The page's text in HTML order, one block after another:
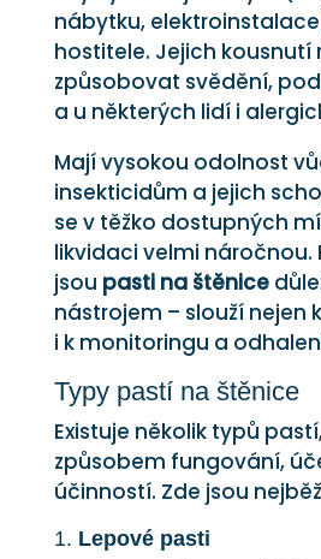
nábytku,
hostitele. Jejich kousnutí
způsobovat svědění,
a u některých lidí i
Mají vysokou odolnost
insekticidům a jejich
se v těžko dostupných
likvidaci velmi náročnou.
jsou pasti na štěnice
nástrojem – slouží nejen
i k monitoringu a
Typy pastí na štěnice
Existuje několik typů
způsobem fungování,
účinností. Zde jsou
1. Lepové pasti